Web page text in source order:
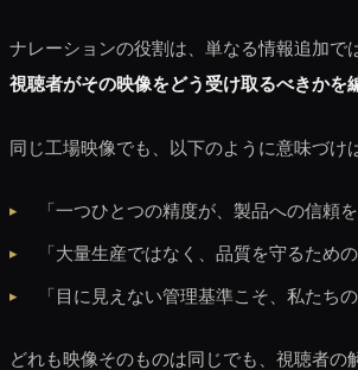
ナレーションの役割は、単なる情報追加で
視聴者がその映像をどう受け取るべきかを
同じ工場映像でも、以下のように意味づけ
「一つひとつの精度が、製品への信頼
「大量生産ではなく、品質を守るため
「目に見えない管理基準こそ、私たち
どれも映像そのものは同じでも、視聴者の